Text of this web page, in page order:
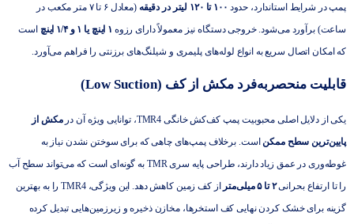
پمپ در شرایط استاندارد، حدود ۱۰۰ تا ۱۲۰ لیتر در دقیقه
(معادل ۶ تا ۷ متر مکعب در
ساعت) برآورد می‌شود. خروجی دستگاه نیز معمولاً دارای رزوه ۱ اینچ یا ۱ و ۱/۴ اینچ
است
که امکان اتصال سریع به انواع لوله‌های پلیمری و شیلنگ‌های برزنتی را فراهم می‌آورد.
قابلیت منحصربه‌فرد مکش از کف (Low Suction)
یکی از دلایل اصلی محبوبیت پمپ کف‌کش خانگی TMR4، توانایی ویژه آن در
مکش از
پایین‌ترین سطح ممکناست. برخلاف پمپ‌های چاهی که برای سوختن نشدن نیاز به
غوطه‌وری در عمق زیاد دارند، طراحی پایه سری TMR به گونه‌ای است که می‌تواند سطح آب
را تا ارتفاع بحرانی۲ تا ۵ میلی‌متر
از کف زمین کاهش دهد. این ویژگی، TMR4 را به بهترین
گزینه برای خشک کردن نهایی کف استخرها، مخازن ذخیره و زیرزمین‌هایی تبدیل کرده